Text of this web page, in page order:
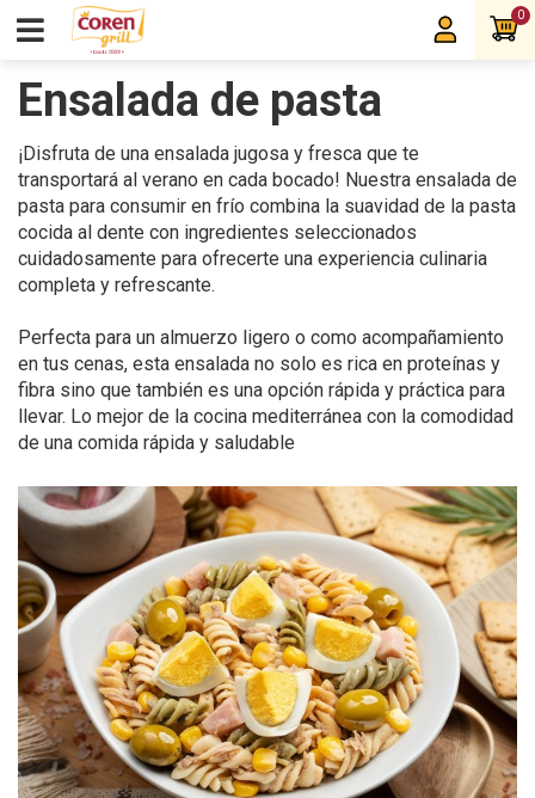
0
Ensalada de pasta
¡Disfruta de una ensalada jugosa y fresca que te
transportará al verano en cada bocado! Nuestra ensalada de
pasta para consumir en frío combina la suavidad de la pasta
cocida al dente con ingredientes seleccionados
cuidadosamente para ofrecerte una experiencia culinaria
completa y refrescante.
Perfecta para un almuerzo ligero o como acompañamiento
en tus cenas, esta ensalada no solo es rica en proteínas y
fibra sino que también es una opción rápida y práctica para
llevar. Lo mejor de la cocina mediterránea con la comodidad
de una comida rápida y saludable